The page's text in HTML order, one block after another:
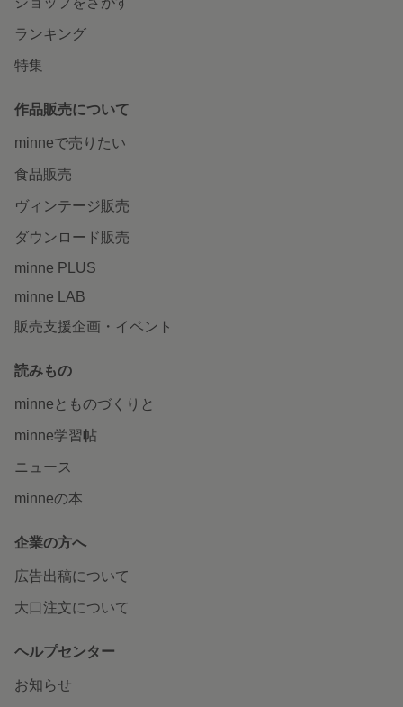
ランキング
特集
作品販売について
minneで売りたい
食品販売
ヴィンテージ販売
ダウンロード販売
minne PLUS
minne LAB
販売支援企画・イベント
読みもの
minneとものづくりと
minne学習帖
ニュース
minneの本
企業の方へ
広告出稿について
大口注文について
ヘルプセンター
お知らせ